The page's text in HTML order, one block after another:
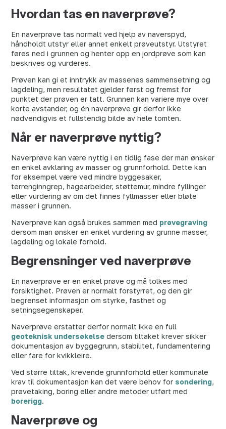
Hvordan tas en naverprøve?
En naverprøve tas normalt ved hjelp av naverspyd,
håndholdt utstyr eller annet enkelt prøveutstyr. Utstyret
føres ned i grunnen og henter opp en jordprøve som kan
beskrives og vurderes.
Prøven kan gi et inntrykk av massenes sammensetning og
lagdeling, men resultatet gjelder først og fremst for
punktet der prøven er tatt. Grunnen kan variere mye over
korte avstander, og én naverprøve gir derfor ikke
nødvendigvis et fullstendig bilde av hele tomten.
Når er naverprøve nyttig?
Naverprøve kan være nyttig i en tidlig fase der man ønsker
en enkel avklaring av masser og grunnforhold. Dette kan
for eksempel være ved mindre byggesaker,
terrenginngrep, hagearbeider, støttemur, mindre fyllinger
eller vurdering av om det finnes fyllmasser eller bløte
masser i grunnen.
Naverprøve kan også brukes sammen med prøvegraving
dersom man ønsker en enkel vurdering av grunne masser,
lagdeling og lokale forhold.
Begrensninger ved naverprøve
En naverprøve er en enkel prøve og må tolkes med
forsiktighet. Prøven er normalt forstyrret, og den gir
begrenset informasjon om styrke, fasthet og
setningsegenskaper.
Naverprøve erstatter derfor normalt ikke en full
geoteknisk undersøkelse dersom tiltaket krever sikker
dokumentasjon av byggegrunn, stabilitet, fundamentering
eller fare for kvikkleire.
Ved større tiltak, krevende grunnforhold eller kommunale
krav til dokumentasjon kan det være behov for sondering,
prøvetaking, boring eller andre metoder utført med
borerigg.
Naverprøve og